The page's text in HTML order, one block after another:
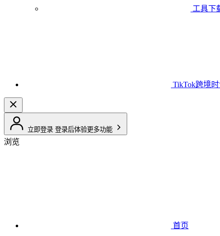
工具下
TikTok跨境
立即登录 登录后体验更多功能
浏览
首页